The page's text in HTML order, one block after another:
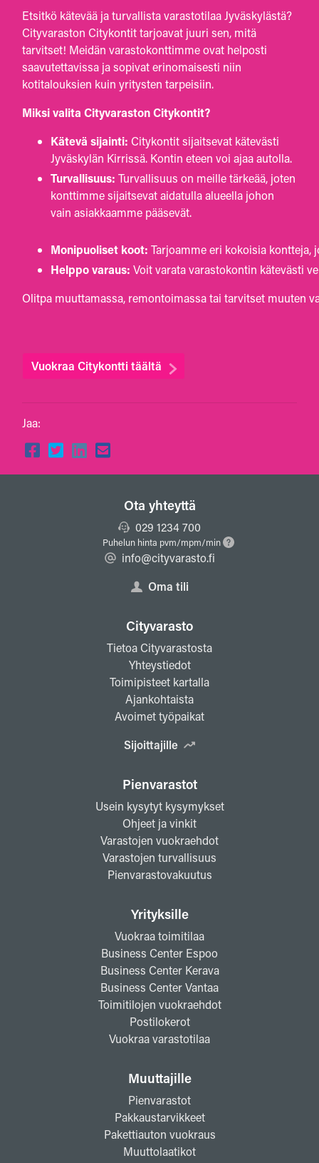
Etsitkö kätevää ja turvallista varastotilaa Jyväskylästä?
Cityvaraston Citykontit tarjoavat juuri sen, mitä
tarvitset! Meidän varastokonttimme ovat helposti
saavutettavissa ja sopivat erinomaisesti niin
kotitalouksien kuin yritysten tarpeisiin.
Miksivalita Cityvaraston Citykontit?
Kätevä sijainti: Citykontit sijaitsevat kätevästi
Jyväskylän Kirrissä. Kontin eteen voi ajaa autolla.
Turvallisuus: Turvallisuus on meille tärkeää, joten
konttimme sijaitsevat aidatulla alueella johon
vain asiakkaamme pääsevät.
Monipuoliset koot: Tarjoamme eri kokoisia
Helppovaraus: Voit varata varastokontin kätevästi
Olitpa muuttamassa, remontoimassa tai tarvitset muuten
Vuokraa Citykontti täältä
Jaa:
Ota yhteyttä
029 1234 700
Puhelun hinta pvm/mpm/min
info@cityvarasto.fi
Oma tili
Cityvarasto
Tietoa Cityvarastosta
Yhteystiedot
Toimipisteet kartalla
Ajankohtaista
Avoimet työpaikat
Sijoittajille
Pienvarastot
Usein kysytyt kysymykset
Ohjeet ja vinkit
Varastojen vuokraehdot
Varastojen turvallisuus
Pienvarastovakuutus
Yrityksille
Vuokraa toimitilaa
Business Center Espoo
Business Center Kerava
Business Center Vantaa
Toimitilojen vuokraehdot
Postilokerot
Vuokraa varastotilaa
Muuttajille
Pienvarastot
Pakkaustarvikkeet
Pakettiauton vuokraus
Muuttolaatikot